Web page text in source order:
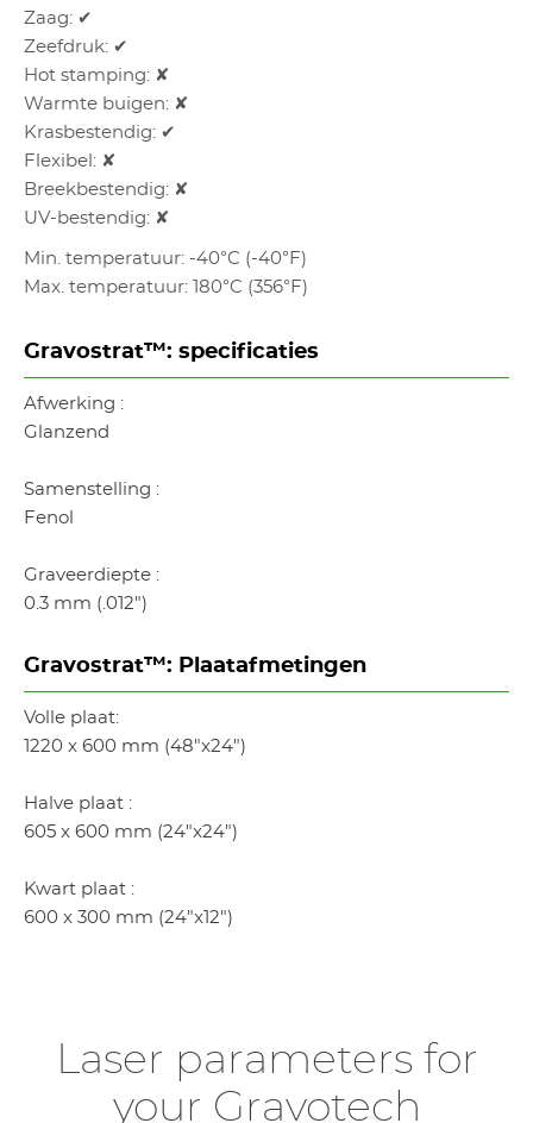
Zaag: ✔
Zeefdruk: ✔
Hot stamping: ✘
Warmte buigen: ✘
Krasbestendig: ✔
Flexibel: ✘
Breekbestendig: ✘
UV-bestendig: ✘
Min. temperatuur: -40°C (-40°F)
Max. temperatuur: 180°C (356°F)
Gravostrat™: specificaties
Afwerking :
Glanzend
Samenstelling :
Fenol
Graveerdiepte :
0.3 mm (.012")
Gravostrat™: Plaatafmetingen
Volle plaat:
1220 x 600 mm (48"x24")
Halve plaat :
605 x 600 mm (24"x24")
Kwart plaat :
600 x 300 mm (24"x12")
Laser parameters for
your Gravotech